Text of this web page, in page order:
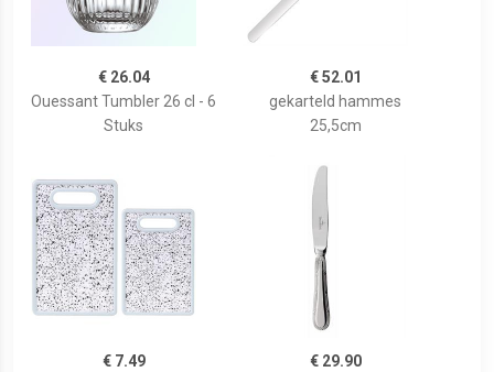
€ 26.04
Ouessant Tumbler 26 cl - 6
Stuks
€ 52.01
gekarteld hammes
25,5cm
€ 7.49
€ 29.90